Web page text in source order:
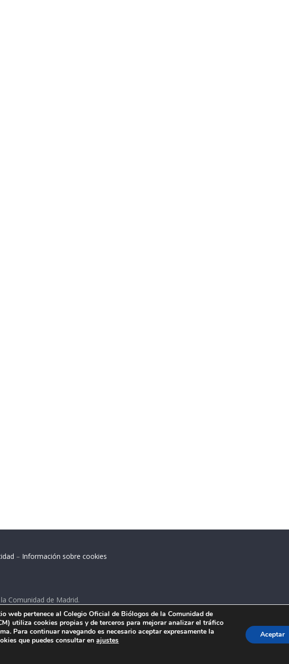
– Información sobre cookies
Comunidad de Madrid.
28003 Madrid.
web pertenece al Colegio Oficial de Biólogos de la Comunidad de
utiliza cookies propias y de terceros para mejorar analizar el tráfico
Para continuar navegando es necesario aceptar expresamente la
que puedes consultar enajustes
Aceptar